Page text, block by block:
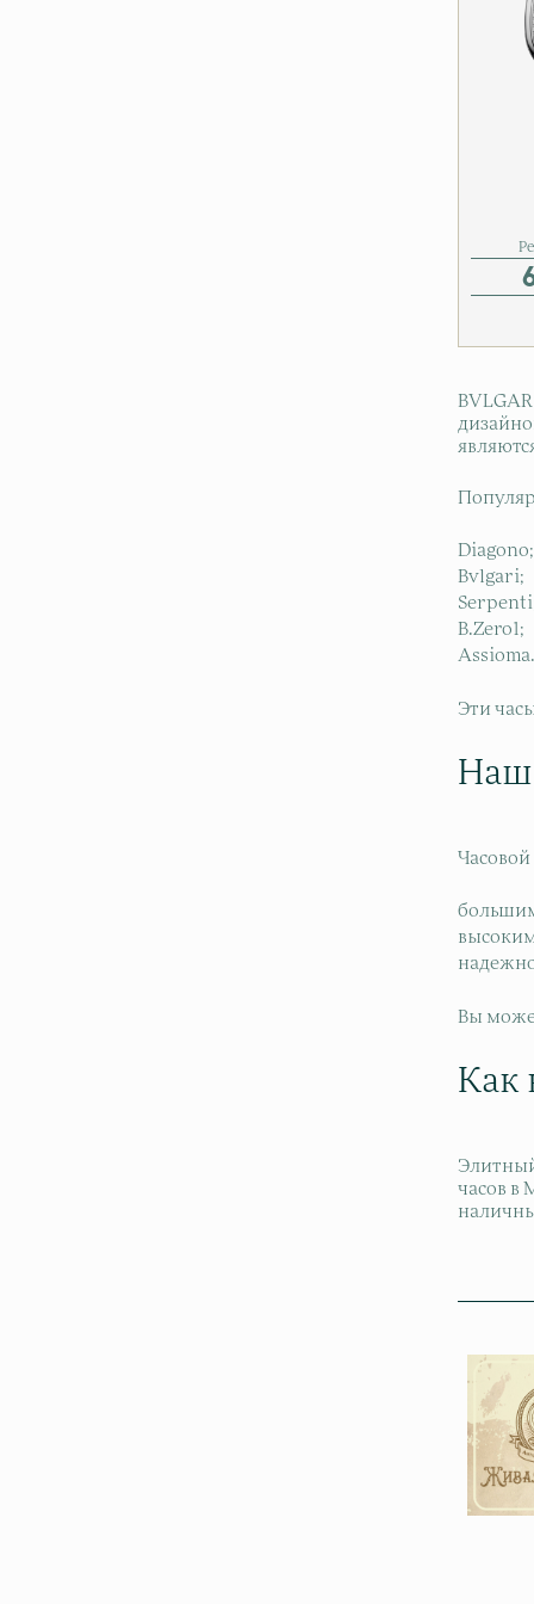
Diagono;
Bvlgari;
B.Zero1;
Assioma.
Эти
Вы
Как
часов в